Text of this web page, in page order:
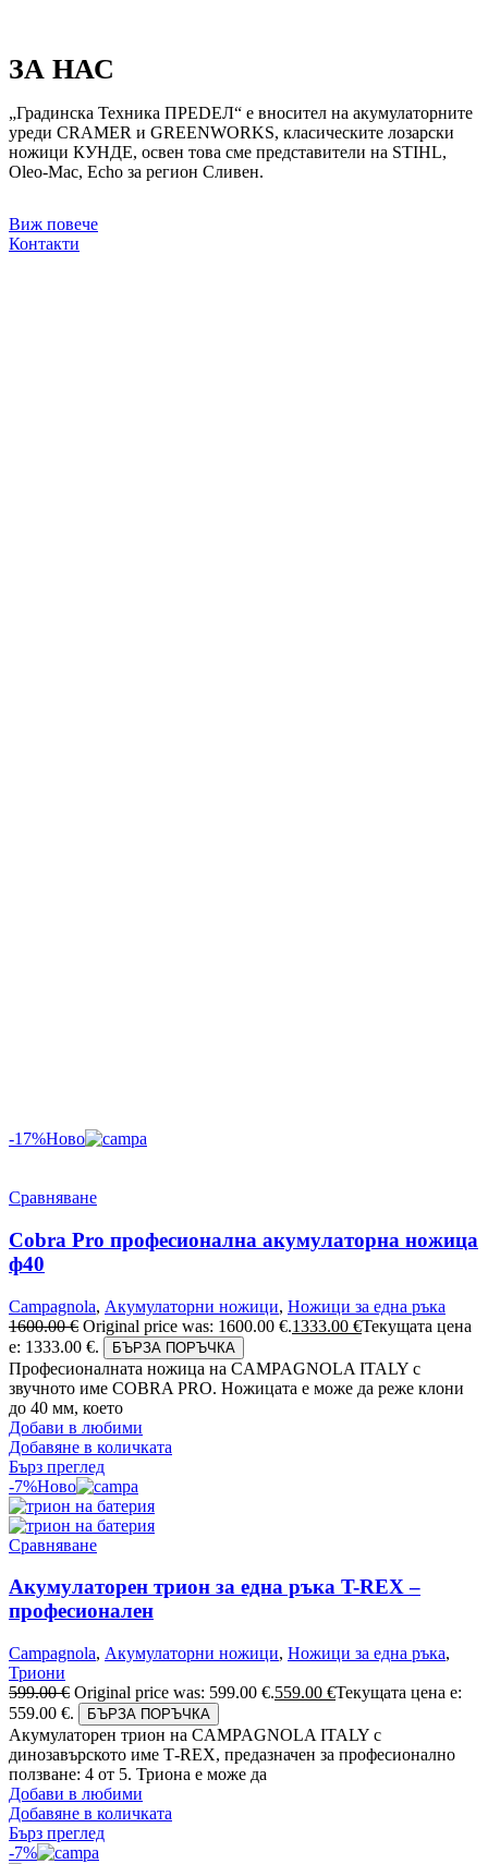
ЗА НАС
„Градинска Техника ПРЕDЕЛ“ е вносител на акумулаторните
уреди CRAMER и GREENWORKS, класическите лозарски
ножици КУНДЕ, освен това сме представители на STIHL,
Oleo-Mac, Echo за регион Сливен.
Виж повече
Контакти
-17%Ново
Сравняване
Cobra Pro професионална акумулаторна ножица
ф40
Campagnola, Акумулаторни ножици, Ножици за една ръка
1600.00€ Original price was: 1600.00 €.1333.00 €Текущата цена
е: 1333.00 €.
БЪРЗА ПОРЪЧКА
Професионалната ножица на CAMPAGNOLA ITALY с
звучното име COBRA PRO. Ножицата е може да реже клони
до 40 мм, което
Добави в любими
Добавяне в количката
Бърз преглед
-7%Ново
Сравняване
Акумулаторен трион за една ръка T-REX –
професионален
Campagnola, Акумулаторни ножици, Ножици за една ръка,
Триони
599.00€ Original price was: 599.00 €.559.00 €Текущата цена е:
559.00 €.
БЪРЗА ПОРЪЧКА
Акумулаторен трион на CAMPAGNOLA ITALY с
динозавърското име Т-REX, предазначен за професионално
ползване: 4 от 5. Триона е може да
Добави в любими
Добавяне в количката
Бърз преглед
-7%